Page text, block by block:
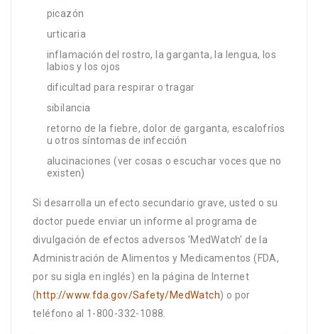
picazón
urticaria
inflamación del rostro, la garganta, la lengua, los
labios y los ojos
dificultad para respirar o tragar
sibilancia
retorno de la fiebre, dolor de garganta, escalofríos
u otros síntomas de infección
alucinaciones (ver cosas o escuchar voces que no
existen)
Si desarrolla un efecto secundario grave, usted o su
doctor puede enviar un informe al programa de
divulgación de efectos adversos 'MedWatch' de la
Administración de Alimentos y Medicamentos (FDA,
por su sigla en inglés) en la página de Internet
(http://www.fda.gov/Safety/MedWatch) o por
teléfono al 1-800-332-1088.